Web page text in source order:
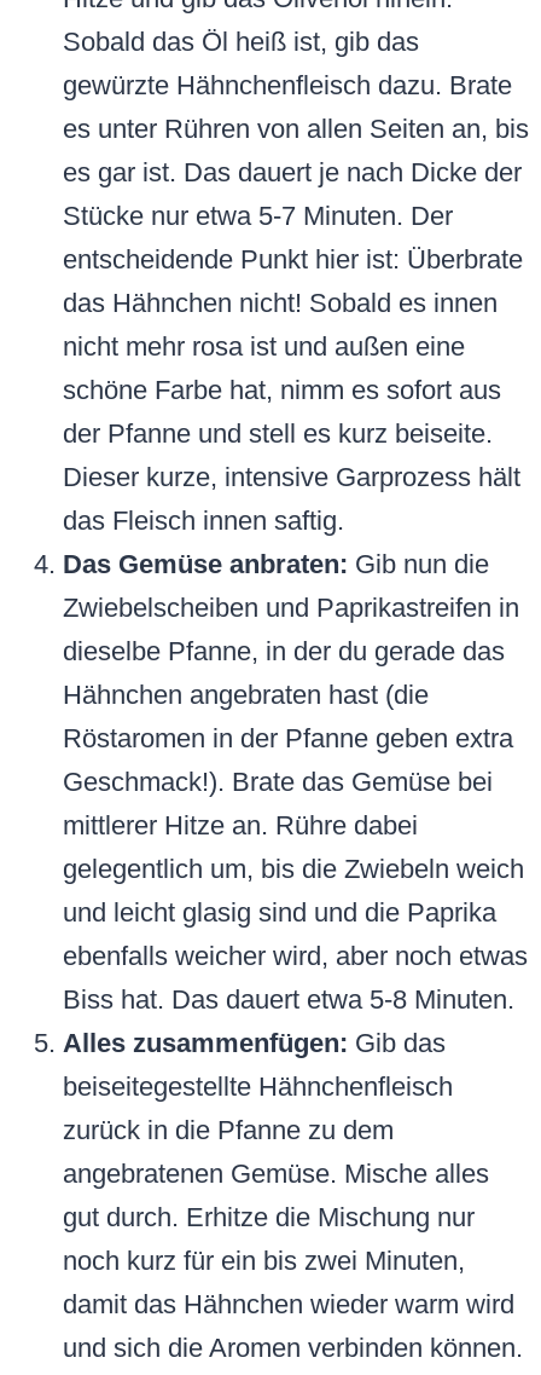
Sobald das Öl heiß ist, gib das
gewürzte Hähnchenfleisch dazu. Brate
es unter Rühren von allen Seiten an, bis
es gar ist. Das dauert je nach Dicke der
Stücke nur etwa 5-7 Minuten. Der
entscheidende Punkt hier ist: Überbrate
das Hähnchen nicht! Sobald es innen
nicht mehr rosa ist und außen eine
schöne Farbe hat, nimm es sofort aus
der Pfanne und stell es kurz beiseite.
Dieser kurze, intensive Garprozess hält
das Fleisch innen saftig.
Das Gemüse anbraten: Gib nun die
Zwiebelscheiben und Paprikastreifen in
dieselbe Pfanne, in der du gerade das
Hähnchen angebraten hast (die
Röstaromen in der Pfanne geben extra
Geschmack!). Brate das Gemüse bei
mittlerer Hitze an. Rühre dabei
gelegentlich um, bis die Zwiebeln weich
und leicht glasig sind und die Paprika
ebenfalls weicher wird, aber noch etwas
Biss hat. Das dauert etwa 5-8 Minuten.
Alles zusammenfügen: Gib das
beiseitegestellte Hähnchenfleisch
zurück in die Pfanne zu dem
angebratenen Gemüse. Mische alles
gut durch. Erhitze die Mischung nur
noch kurz für ein bis zwei Minuten,
damit das Hähnchen wieder warm wird
und sich die Aromen verbinden können.